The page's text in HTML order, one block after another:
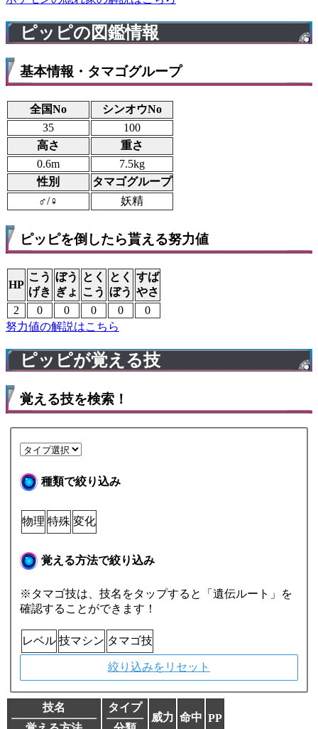
ピッピの図鑑情報
基本情報・タマゴグループ
全国No
シンオウNo
35
100
高さ
重さ
0.6m
7.5kg
性別
タマゴグループ
♂/♀
妖精
ピッピを倒したら貰える努力値
HP
こう
げき
ぼう
ぎょ
とく
こう
とく
ぼう
すば
やさ
2
0 0 0 0
0
努力値の解説はこちら
ピッピが覚える技
覚える技を検索！
種類で絞り込み
物理 特殊 変化
覚える方法で絞り込み
※タマゴ技は、技名をタップすると「遺伝ルート」を
確認することができます！
レベル 技マシン タマゴ技
絞り込みをリセット
技名
タイプ
威力 命中 PP